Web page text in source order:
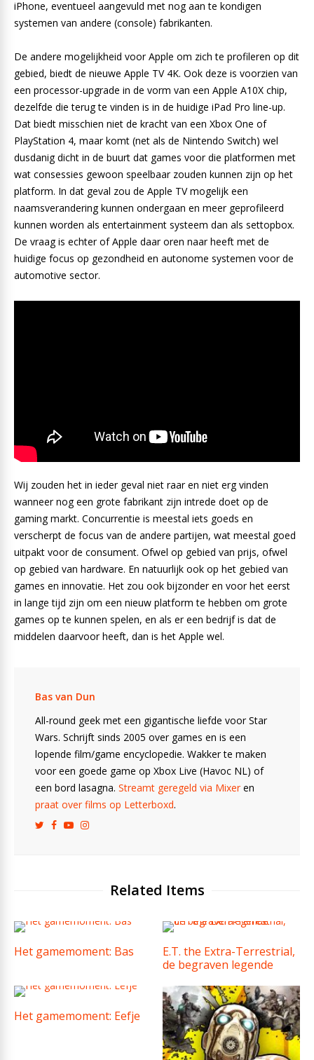
iPhone, eventueel aangevuld met nog aan te kondigen
systemen van andere (console) fabrikanten.
De andere mogelijkheid voor Apple om zich te profileren op dit
gebied, biedt de nieuwe Apple TV 4K. Ook deze is voorzien van
een processor-upgrade in de vorm van een Apple A10X chip,
dezelfde die terug te vinden is in de huidige iPad Pro line-up.
Dat biedt misschien niet de kracht van een Xbox One of
PlayStation 4, maar komt (net als de Nintendo Switch) wel
dusdanig dicht in de buurt dat games voor die platformen met
wat consessies gewoon speelbaar zouden kunnen zijn op het
platform. In dat geval zou de Apple TV mogelijk een
naamsverandering kunnen ondergaan en meer geprofileerd
kunnen worden als entertainment systeem dan als settopbox.
De vraag is echter of Apple daar oren naar heeft met de
huidige focus op gezondheid en autonome systemen voor de
automotive sector.
Wij zouden het in ieder geval niet raar en niet erg vinden
wanneer nog een grote fabrikant zijn intrede doet op de
gaming markt. Concurrentie is meestal iets goeds en
verscherpt de focus van de andere partijen, wat meestal goed
uitpakt voor de consument. Ofwel op gebied van prijs, ofwel
op gebied van hardware. En natuurlijk ook op het gebied van
games en innovatie. Het zou ook bijzonder en voor het eerst
in lange tijd zijn om een nieuw platform te hebben om grote
games op te kunnen spelen, en als er een bedrijf is dat de
middelen daarvoor heeft, dan is het Apple wel.
Bas van Dun
All-round geek met een gigantische liefde voor Star
Wars. Schrijft sinds 2005 over games en is een
lopende film/game encyclopedie. Wakker te maken
voor een goede game op Xbox Live (Havoc NL) of
een bord lasagna. Streamt geregeld via Mixeren
praat over films op Letterboxd.
Related Items
Het gamemoment: Bas
E.T. the Extra-Terrestrial,
de begraven legende
Het gamemoment: Eefje